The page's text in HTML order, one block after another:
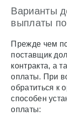
Варианты
выплаты по
Прежде чем
поставщик
контракта, а
оплаты. При
обратиться к
способен
оплаты: